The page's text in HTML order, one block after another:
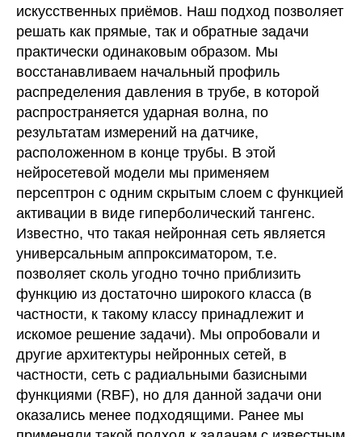
искусственных приёмов. Наш подход позволяет
решать как прямые, так и обратные задачи
практически одинаковым образом. Мы
восстанавливаем начальный профиль
распределения давления в трубе, в которой
распространяется ударная волна, по
результатам измерений на датчике,
расположенном в конце трубы. В этой
нейросетевой модели мы применяем
персептрон с одним скрытым слоем с функцией
активации в виде гиперболический тангенс.
Известно, что такая нейронная сеть является
универсальным аппроксиматором, т.е.
позволяет сколь угодно точно приблизить
функцию из достаточно широкого класса (в
частности, к такому классу принадлежит и
искомое решение задачи). Мы опробовали и
другие архитектуры нейронных сетей, в
частности, сеть с радиальными базисными
функциями (RBF), но для данной задачи они
оказались менее подходящими. Ранее мы